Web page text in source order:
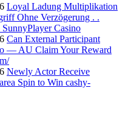
Loyal Ladung Multiplikation
Ohne Verzögerung . .
Casino
Can External Participant
— AU Claim Your Reward
Newly Actor Receive
Spin to Win cashy-